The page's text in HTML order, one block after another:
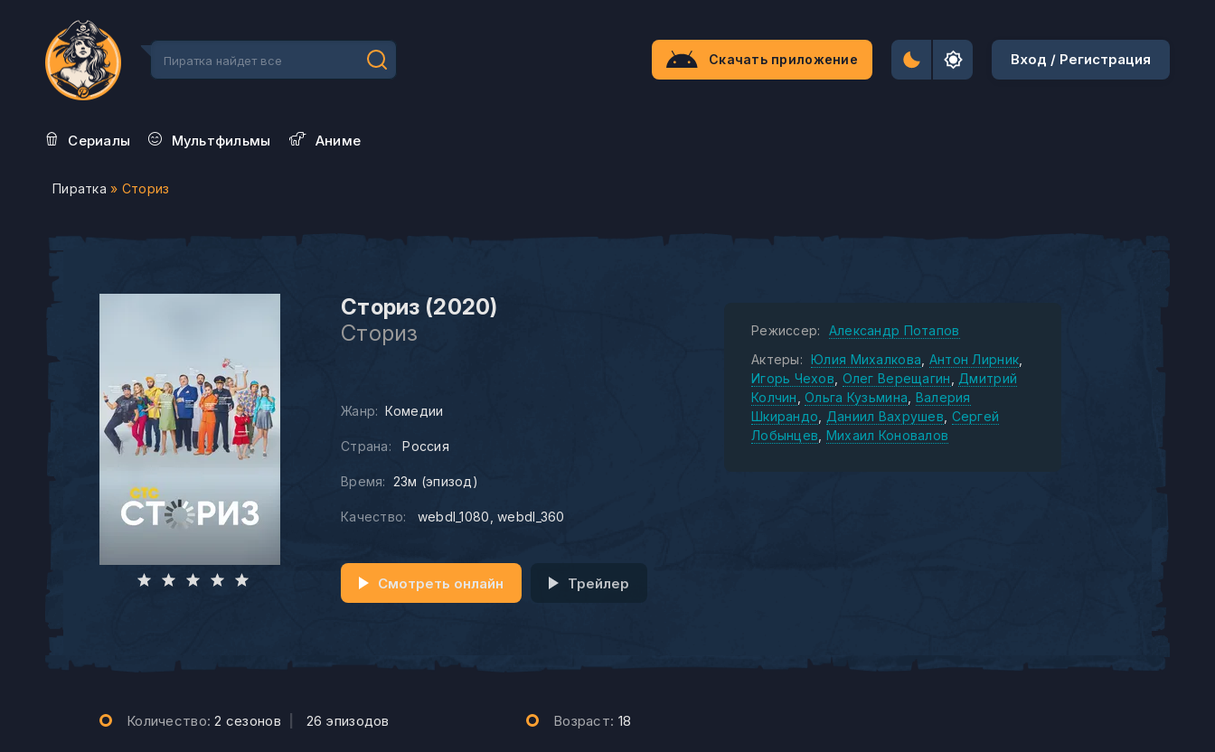
Скачать приложение Вход / Регистрация
Сериалы Мультфильмы Aниме
Пиратка » Сториз
Сториз (2020)
Сториз
Жанр: Комедии
Страна: Россия
Время: 23м (эпизод)
Качество: webdl_1080 webdl_360
Смотреть онлайн Трейлер
Режиссер:
Александр Потапов
Актеры:
Юлия Михалкова Антон Лирник
Игорь Чехов Олег Верещагин
Дмитрий
Колчин
Ольга Кузьмина Валерия
Шкирандо
Даниил Вахрушев Сергей
Лобынцев Михаил Коновалов
Количество:2 сезонов 26 эпизодов Возраст: 18